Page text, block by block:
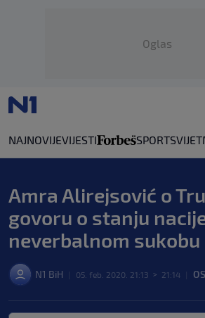
Oglas
NAJNOVIJEVIJESTI SPORTSVIJET
Amra Alirejsović o
govoru o stanju
neverbalnom sukobu
N1 BiH 05. feb. 2020. 21:13 > 21:14